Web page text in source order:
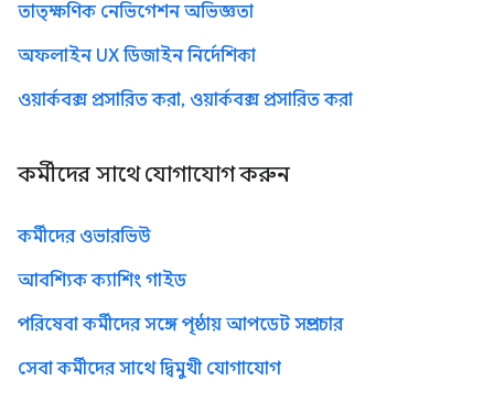
তাত্ক্ষণিক নেভিগেশন অভিজ্ঞতা
অফলাইন UX ডিজাইন নির্দেশিকা
ওয়ার্কবক্স প্রসারিত করা, ওয়ার্কবক্স প্রসারিত করা
কর্মীদের সাথে যোগাযোগ করুন
কর্মীদের ওভারভিউ
আবশ্যিক ক্যাশিং গাইড
পরিষেবা কর্মীদের সঙ্গে পৃষ্ঠায় আপডেট সম্প্রচার
সেবা কর্মীদের সাথে দ্বিমুখী যোগাযোগ